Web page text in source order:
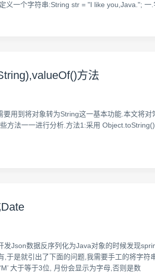
义一个字符串:String str = "I like you,Java.";
方法
用到将对象转为String这一基本功能.本文将
方法一一进行分析.方法1:采用
Json数据反序列化为Java对象的时候发现
,于是就引出了下面的问题,我需要手工的将字
大于等于3位, 月份会显示为字母,否则是数